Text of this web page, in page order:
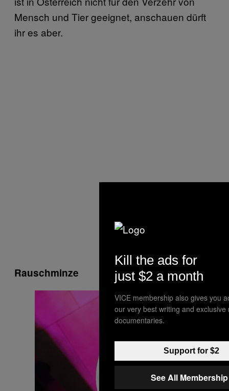
Mensch und Tier geeignet, anschauen dürft
ihr es aber.
Rauschminze
Kill the ads for
just $2 a month
VICE membership also gives you
our very best writing and exclusive
documentaries.
Support for $2
See All